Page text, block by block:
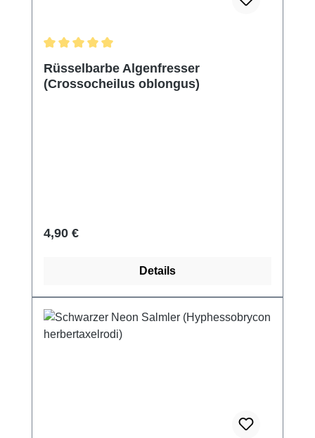
Rüsselbarbe Algenfresser
(Crossocheilus oblongus)
Regulärer Preis:
4,90 €
Details